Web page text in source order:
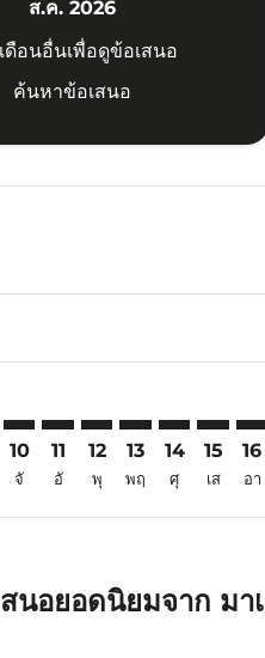
ส.ค. 2026
ดือนอื่นเพื่อดูข้อเสนอ
ค้นหาข้อเสนอ
10
จั
11
อั
12
พุ
13
พฤ
14
ศุ
15
เส
16
อา
นอยอดนิยมจาก มา